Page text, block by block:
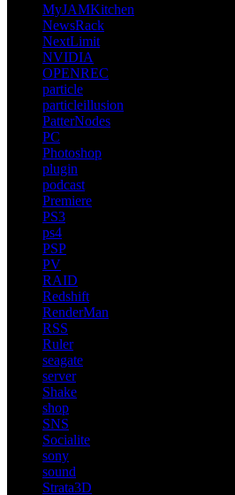
MyJAMKitchen
NewsRack
NextLimit
NVIDIA
OPENREC
particle
particleillusion
PatterNodes
PC
Photoshop
plugin
podcast
Premiere
PS3
ps4
PSP
PV
RAID
Redshift
RenderMan
RSS
Ruler
seagate
server
Shake
shop
SNS
Socialite
sony
sound
Strata3D